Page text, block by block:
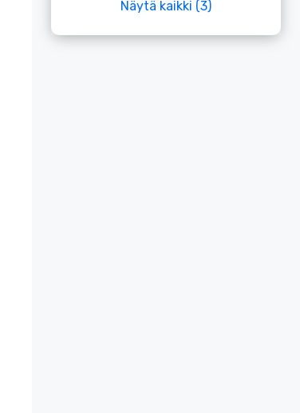
Näytä kaikki (3)